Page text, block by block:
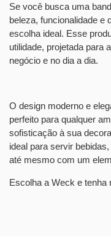
Se você busca uma
beleza, funcionalidade e
escolha ideal. Esse
utilidade, projetada para
negócio e no dia a dia.
O design moderno e
perfeito para qualquer
sofisticação à sua
ideal para servir
até mesmo com um
Escolha a Weck e tenha